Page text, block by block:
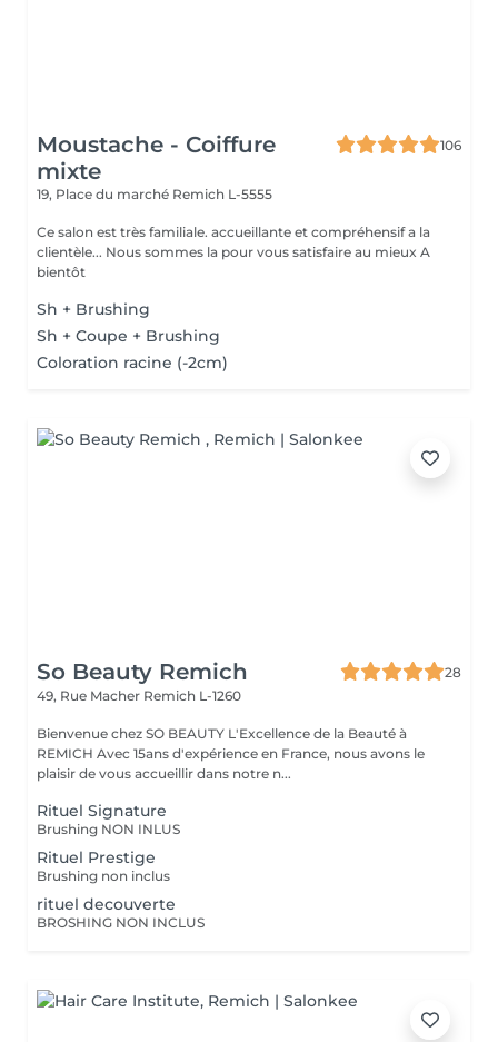
Moustache - Coiffure
mixte
106
19, Place du marché Remich L-5555
Ce salon est très familiale. accueillante et compréhensif a la
clientèle... Nous sommes la pour vous satisfaire au mieux A
bientôt
Sh + Brushing
Sh + Coupe + Brushing
Coloration racine (-2cm)
So Beauty Remich
28
49, Rue Macher Remich L-1260
Bienvenue chez SO BEAUTY L'Excellence de la Beauté à
REMICH Avec 15ans d'expérience en France, nous avons le
plaisir de vous accueillir dans notre n...
Rituel Signature
Brushing NON INLUS
Rituel Prestige
Brushing non inclus
rituel decouverte
BROSHING NON INCLUS